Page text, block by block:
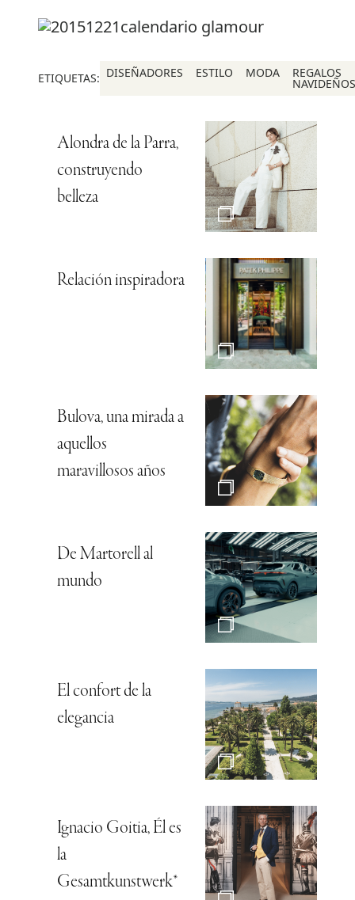
ETIQUETAS: DISEÑADORES ESTILO MODA REGALOS
NAVIDEÑOS
Alondra de la Parra,
construyendo
belleza
Relación inspiradora
Bulova, una mirada a
aquellos
maravillosos años
De Martorell al
mundo
El confort de la
elegancia
Ignacio Goitia, Él es
la
Gesamtkunstwerk*